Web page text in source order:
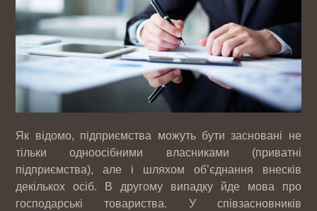
Як відомо, підприємства можуть бути засновані не
тільки одноосібними власниками (приватні
підприємства), але і шляхом об’єднання внесків
декількох осіб. В другому випадку йде мова про
господарські товариства. У співзасновників